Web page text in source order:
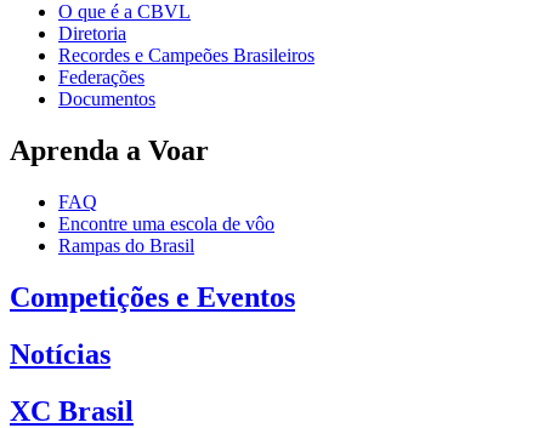
O que é a CBVL
Diretoria
Recordes e Campeões Brasileiros
Federações
Documentos
Aprenda a Voar
FAQ
Encontre uma escola de vôo
Rampas do Brasil
Competições e Eventos
Notícias
XC Brasil